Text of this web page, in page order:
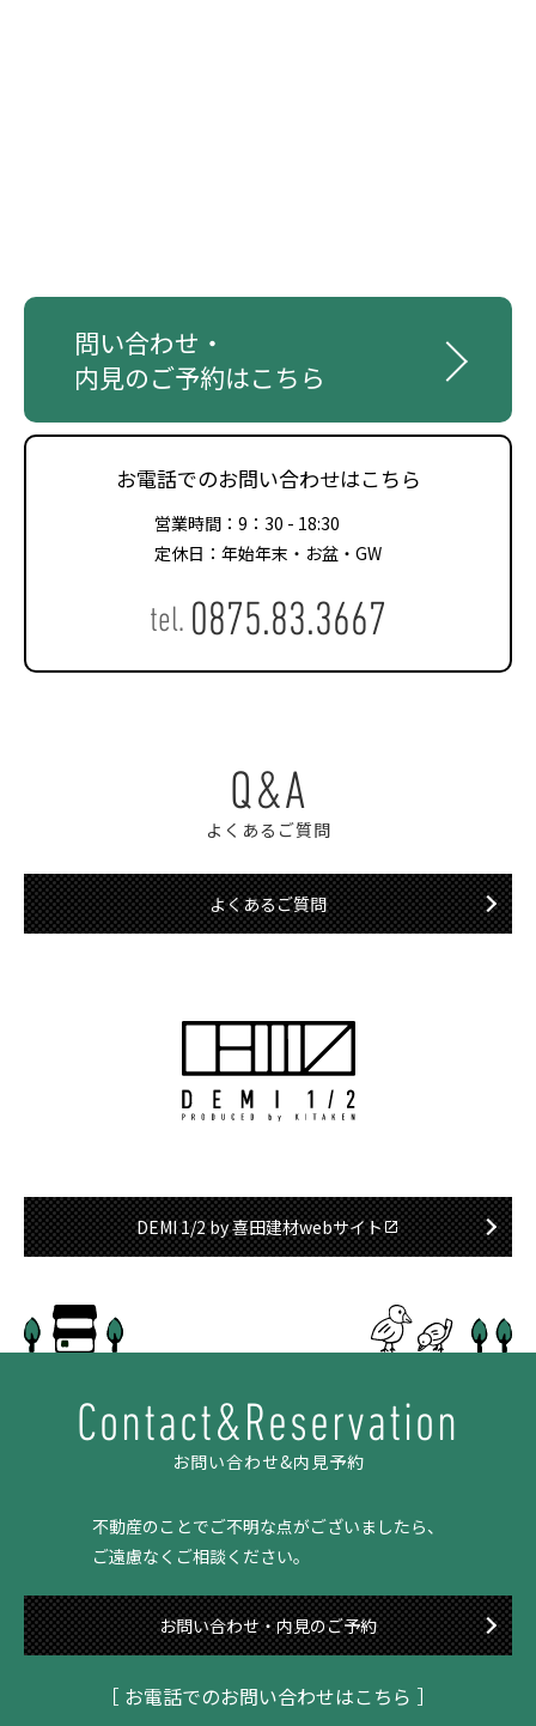
問い合わせ・
内見のご予約はこちら
お電話でのお問い合わせはこちら
営業時間：9：30 - 18:30
定休日：年始年末・お盆・GW
tel. 0875.83.3667
Q&A
よくあるご質問
よくあるご質問
DEMI 1/2 by 喜田建材webサイト
Contact&Reservation
お問い合わせ&内見予約
不動産のことでご不明な点がございましたら、
ご遠慮なくご相談ください。
お問い合わせ・内見のご予約
［ お電話でのお問い合わせはこちら ］